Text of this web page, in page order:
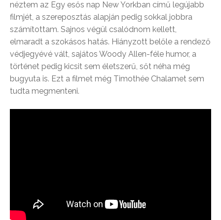
néztem az Egy esős nap New Yorkban című legújabb
filmjét, a szereposztás alapján pedig sokkal jobbra
számítottam. Sajnos végül csalódnom kellett,
elmaradt a szokásos hatás. Hiányzott belőle a rendező
védjegyévé vált, sajátos Woody Allen-féle humor, a
történet pedig kicsit sem életszerű, sőt néha még
bugyuta is. Ezt a filmet még Timothée Chalamet sem
tudta megmenteni.